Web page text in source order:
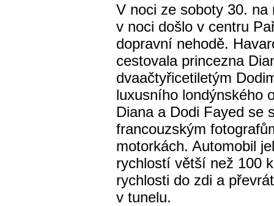
V noci ze soboty 30. na
v noci došlo v centru
dopravní nehodě.
cestovala princezna
dvaačtyřicetiletým
luxusního londýnského
Diana a Dodi Fayed se
francouzským
motorkách. Automobil
rychlostí větší než 100
rychlosti do zdi a
v tunelu.